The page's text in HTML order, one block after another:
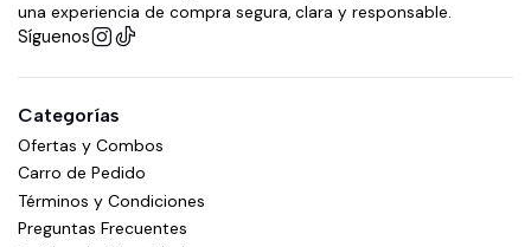
una experiencia de compra segura, clara y responsable.
Síguenos
Categorías
Ofertas y Combos
Carro de Pedido
Términos y Condiciones
Preguntas Frecuentes